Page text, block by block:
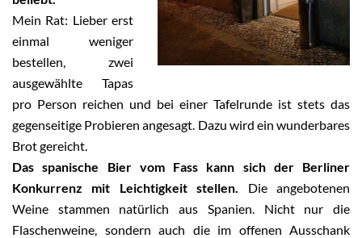
Mein Rat: Lieber erst
einmal weniger
bestellen, zwei
ausgewählte Tapas
pro Person reichen und bei einer Tafelrunde ist stets das
gegenseitige Probieren angesagt. Dazu wird ein wunderbares
Brot gereicht.
Das spanische Bier vom Fass kann sich der Berliner
Konkurrenz mit Leichtigkeit stellen. Die angebotenen
Weine stammen natürlich aus Spanien. Nicht nur die
Flaschenweine, sondern auch die im offenen Ausschank